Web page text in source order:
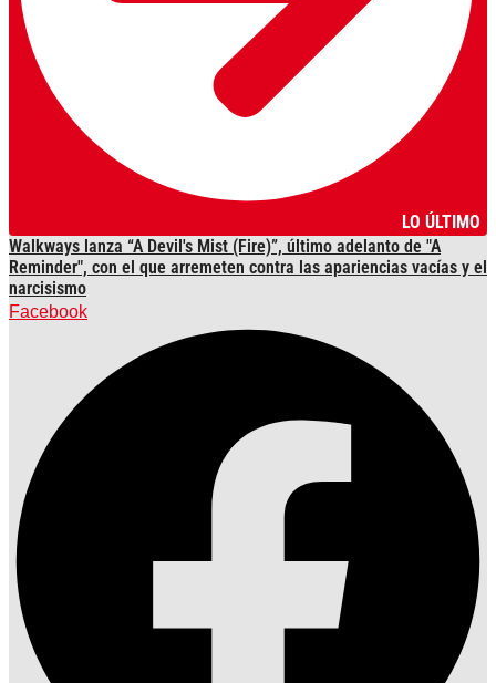
LO ÚLTIMO
Walkways lanza “A Devil's Mist (Fire)”, último adelanto de "A
Reminder", con el que arremeten contra las apariencias vacías y el
narcisismo
Facebook